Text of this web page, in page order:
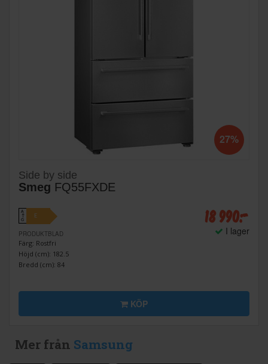
27%
Side by side
Smeg FQ55FXDE
A
↑
G
E
PRODUKTBLAD
Färg: Rostfri
Höjd (cm): 182.5
Bredd (cm): 84
18 990:-
I lager
KÖP
Mer från Samsung